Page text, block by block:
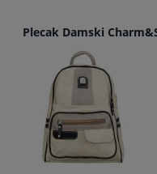
Plecak Damski